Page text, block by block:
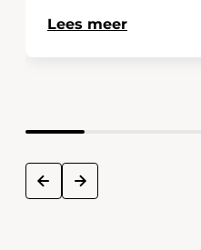
Lees meer
prev next